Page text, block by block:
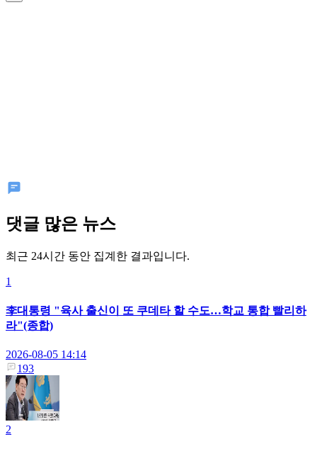
댓글 많은 뉴스
최근 24시간 동안 집계한 결과입니다.
1
李대통령 "육사 출신이 또 쿠데타 할 수도…학교 통합 빨리하
라"(종합)
2026-08-05 14:14
193
2